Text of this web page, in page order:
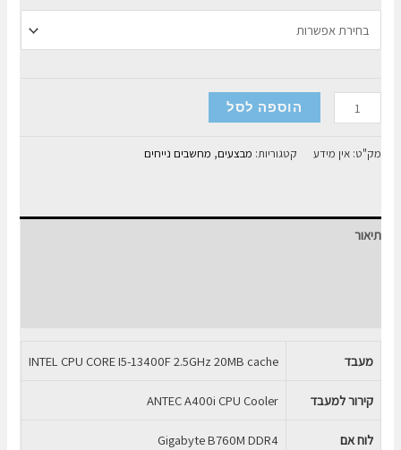
כמות
של
מחשב
I5-
הוספה לסל
מק"ט:אין מידע קטגוריות: מבצעים, מחשבים נייחים
תיאור
מעבד INTEL CPU CORE I5-13400F 2.5GHz 20MB cache
קירור למעבד ANTEC A400i CPU Cooler
לוח אם Gigabyte B760M DDR4